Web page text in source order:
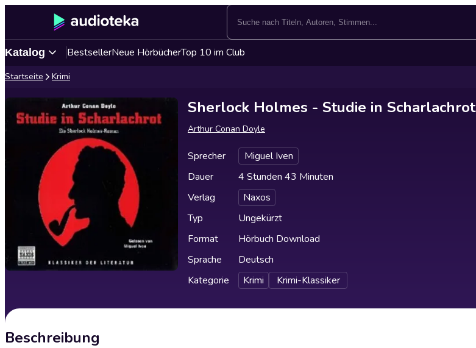
Katalog BestsellerNeue HörbücherTop 10 im Club
Startseite Krimi
Sherlock Holmes - Studie in Scharlachrot
Arthur Conan Doyle
Sprecher
Miguel Iven
Dauer
4 Stunden 43 Minuten
Verlag
Naxos
Typ
Ungekürzt
Format
Hörbuch Download
Sprache
Deutsch
Kategorie
Krimi Krimi-Klassiker
Beschreibung